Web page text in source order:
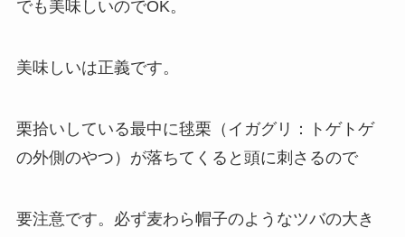
でも美味しいのでOK。
美味しいは正義です。
栗拾いしている最中に毬栗（イガグリ：トゲトゲ
の外側のやつ）が落ちてくると頭に刺さるので
要注意です。必ず麦わら帽子のようなツバの大き